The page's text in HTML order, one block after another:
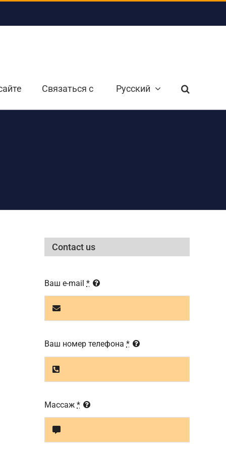
Связаться с Русский
Contact us
Ваш e-mail *
Ваш номер телефона *
Массаж *